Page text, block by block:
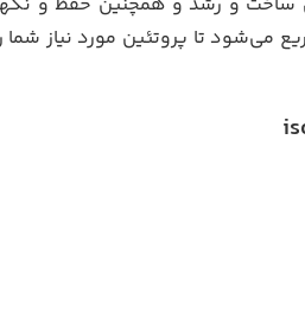
می‌شود تا پروتئین مورد نیاز شما